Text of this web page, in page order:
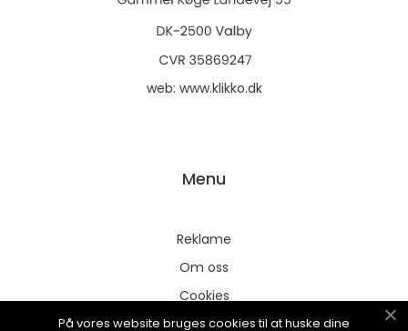
web: www.klikko.dk
Menu
Reklame
Om oss
Cookies
Kontakt Oss
På vores website bruges cookies til at huske dine